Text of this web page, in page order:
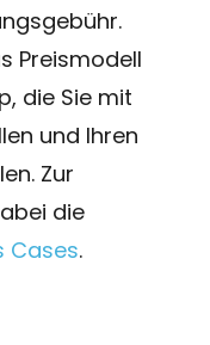
Preismodell
die Sie mit
und Ihren
Zur
die
Cases.